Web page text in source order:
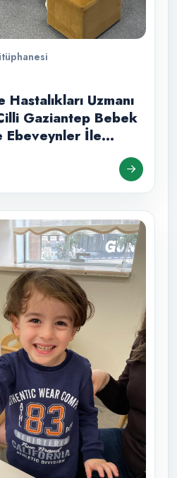
Hastalıkları Uzmanı
Gaziantep Bebek
Ebeveynler İle